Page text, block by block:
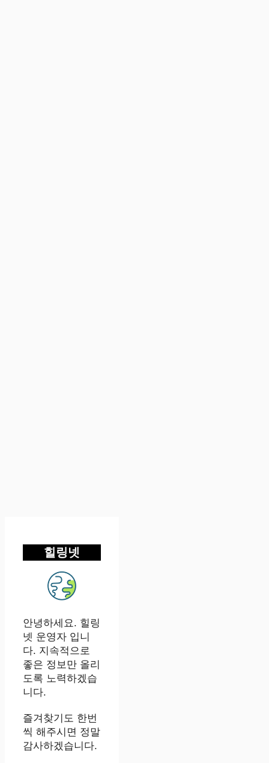
힐링넷
안녕하세요. 힐링
넷 운영자 입니
다. 지속적으로
좋은 정보만 올리
도록 노력하겠습
니다.
즐겨찾기도 한번
씩 해주시면 정말
감사하겠습니다.